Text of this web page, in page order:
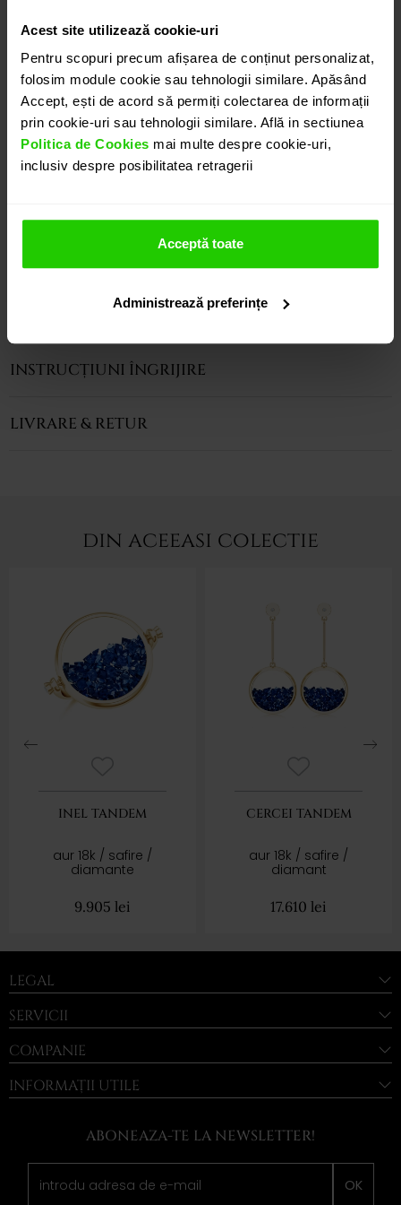
Acest site utilizează cookie-uri
Pentru scopuri precum afișarea de conținut personalizat,
folosim module cookie sau tehnologii similare. Apăsând
Accept, ești de acord să permiți colectarea de informații
prin cookie-uri sau tehnologii similare. Află in sectiunea
Politica de Cookies mai multe despre cookie-uri,
inclusiv despre posibilitatea retragerii
Acceptă toate
Administrează preferințe
diametrul de 20mm sigilate de un cerc de aur alb
de 18k, in interiorul astfel creat fiind prezentate safire
albastre de diferite forme si marimi in libera
miscare. Doua diamante totalizand 0.03ct sunt
incastrate pe ambele fete ale agatatorii.
Pandantivul se vinde fara lant, acesta poate fi
achizitionat separat.
regasi atat in colectia prezentata pe site cat si
vizitand showroom-ul nostru.
INSTRUCȚIUNI ÎNGRIJIRE
LIVRARE & RETUR
din aceeasi colectie
INEL TANDEM
aur 18k / safire /
diamante
9.905 lei
CERCEI TANDEM
aur 18k / safire /
diamant
17.610 lei
LEGAL
SERVICII
COMPANIE
INFORMAȚII UTILE
ABONEAZA-TE LA NEWSLETTER!
OK